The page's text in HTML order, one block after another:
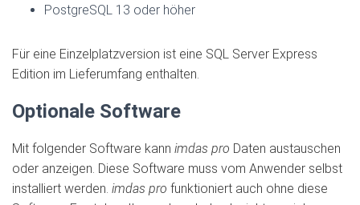
PostgreSQL 13 oder höher
Für eine Einzelplatzversion ist eine SQL Server Express
Edition im Lieferumfang enthalten.
Optionale Software
Mit folgender Software kann imdas pro Daten austauschen
oder anzeigen. Diese Software muss vom Anwender selbst
installiert werden. imdas pro funktioniert auch ohne diese